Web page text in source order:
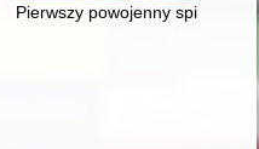
Latyczów czyli: Sztuka
Pierwszy powojenny spis